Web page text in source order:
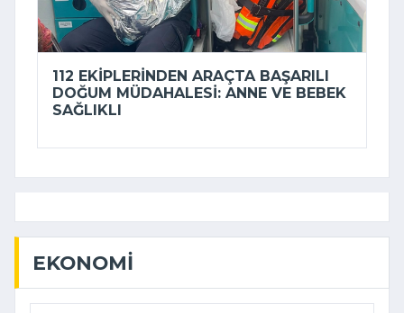
112 EKIPLERINDEN ARAÇTA BAŞARILI
DOĞUM MÜDAHALESI: ANNE VE BEBEK
SAĞLIKLI
EKONOMI